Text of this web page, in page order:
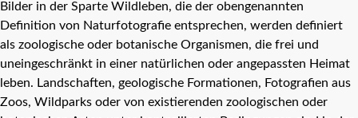
Bilder in der Sparte Wildleben, die der obengenannten
Definition von Naturfotografie entsprechen, werden definiert
als zoologische oder botanische Organismen, die frei und
uneingeschränkt in einer natürlichen oder angepassten Heimat
leben. Landschaften, geologische Formationen, Fotografien aus
Zoos, Wildparks oder von existierenden zoologischen oder